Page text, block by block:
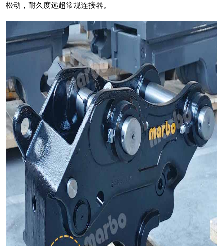
松动，耐久度远超常规连接器。